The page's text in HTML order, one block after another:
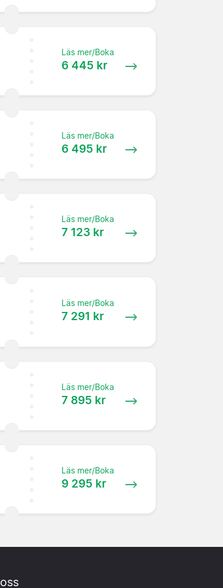
Läs mer/Boka
6 445 kr
Läs mer/Boka
6 495 kr
Läs mer/Boka
7 123 kr
Läs mer/Boka
7 291 kr
Läs mer/Boka
7 895 kr
Läs mer/Boka
9 295 kr